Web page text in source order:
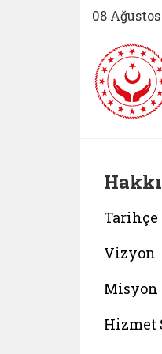
08
Tarihçe
Vizyon
Misyon
Hizmet